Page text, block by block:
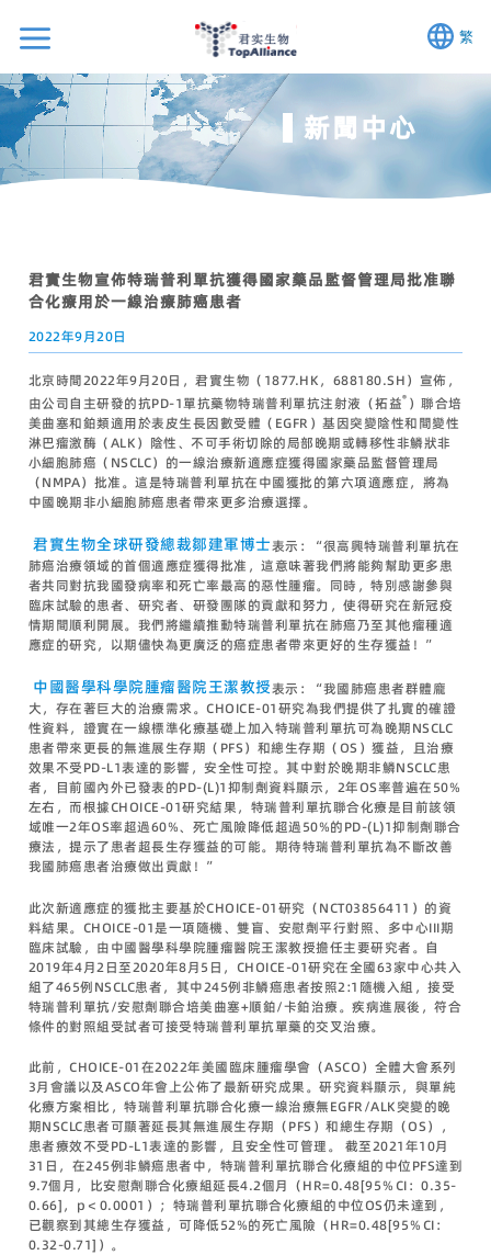
繁
新聞中心
君實生物宣佈特瑞普利單抗獲得國家藥品監督管理局批准聯
合化療用於一線治療肺癌患者
2022年9月20日
北京時間2022年9月20日，君實生物（1877.HK，688180.SH）宣佈，
由公司自主研發的抗PD-1單抗藥物特瑞普利單抗注射液（拓益® ）聯合培
美曲塞和鉑類適用於表皮生長因數受體（EGFR）基因突變陰性和間變性
淋巴瘤激酶（ALK）陰性、不可手術切除的局部晚期或轉移性非鱗狀非
小細胞肺癌（NSCLC）的一線治療新適應症獲得國家藥品監督管理局
（NMPA）批准。這是特瑞普利單抗在中國獲批的第六項適應症，將為
中國晚期非小細胞肺癌患者帶來更多治療選擇。
君實生物全球研發總裁鄒建軍博士表示：“很高興特瑞普利單抗在
肺癌治療領域的首個適應症獲得批准，這意味著我們將能夠幫助更多患
者共同對抗我國發病率和死亡率最高的惡性腫瘤。同時，特別感謝參與
臨床試驗的患者、研究者、研發團隊的貢獻和努力，使得研究在新冠疫
情期間順利開展。我們將繼續推動特瑞普利單抗在肺癌乃至其他瘤種適
應症的研究，以期儘快為更廣泛的癌症患者帶來更好的生存獲益！”
中國醫學科學院腫瘤醫院王潔教授表示：“我國肺癌患者群體龐
大，存在著巨大的治療需求。CHOICE-01研究為我們提供了扎實的確證
性資料，證實在一線標準化療基礎上加入特瑞普利單抗可為晚期NSCLC
患者帶來更長的無進展生存期（PFS）和總生存期（OS）獲益，且治療
效果不受PD-L1表達的影響，安全性可控。其中對於晚期非鱗NSCLC患
者，目前國內外已發表的PD-(L)1抑制劑資料顯示，2年OS率普遍在50%
左右，而根據CHOICE-01研究結果，特瑞普利單抗聯合化療是目前該領
域唯一2年OS率超過60%、死亡風險降低超過50%的PD-(L)1抑制劑聯合
療法，提示了患者超長生存獲益的可能。期待特瑞普利單抗為不斷改善
我國肺癌患者治療做出貢獻！”
此次新適應症的獲批主要基於CHOICE-01研究（NCT03856411）的資
料結果。CHOICE-01是一項隨機、雙盲、安慰劑平行對照、多中心III期
臨床試驗，由中國醫學科學院腫瘤醫院王潔教授擔任主要研究者。自
2019年4月2日至2020年8月5日，CHOICE-01研究在全國63家中心共入
組了465例NSCLC患者，其中245例非鱗癌患者按照2:1隨機入組，接受
特瑞普利單抗/安慰劑聯合培美曲塞+順鉑/卡鉑治療。疾病進展後，符合
條件的對照組受試者可接受特瑞普利單抗單藥的交叉治療。
此前，CHOICE-01在2022年美國臨床腫瘤學會（ASCO）全體大會系列
3月會議以及ASCO年會上公佈了最新研究成果。研究資料顯示，與單純
化療方案相比，特瑞普利單抗聯合化療一線治療無EGFR/ALK突變的晚
期NSCLC患者可顯著延長其無進展生存期（PFS）和總生存期（OS），
患者療效不受PD-L1表達的影響，且安全性可管理。 截至2021年10月
31日，在245例非鱗癌患者中，特瑞普利單抗聯合化療組的中位PFS達到
9.7個月，比安慰劑聯合化療組延長4.2個月（HR=0.48[95％CI：0.35-
0.66]，p＜0.0001）；特瑞普利單抗聯合化療組的中位OS仍未達到，
已觀察到其總生存獲益，可降低52%的死亡風險（HR=0.48[95％CI：
0.32-0.71]）。